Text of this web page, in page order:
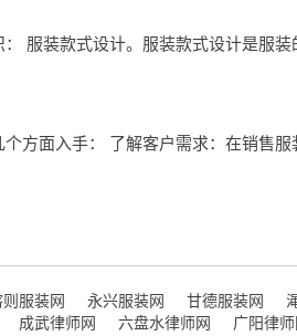
服装款式设计。服装款式设计是服
方面入手： 了解客户需求：在销售
则服装网 永兴服装网 甘德服装网
成武律师网 六盘水律师网 广阳律师